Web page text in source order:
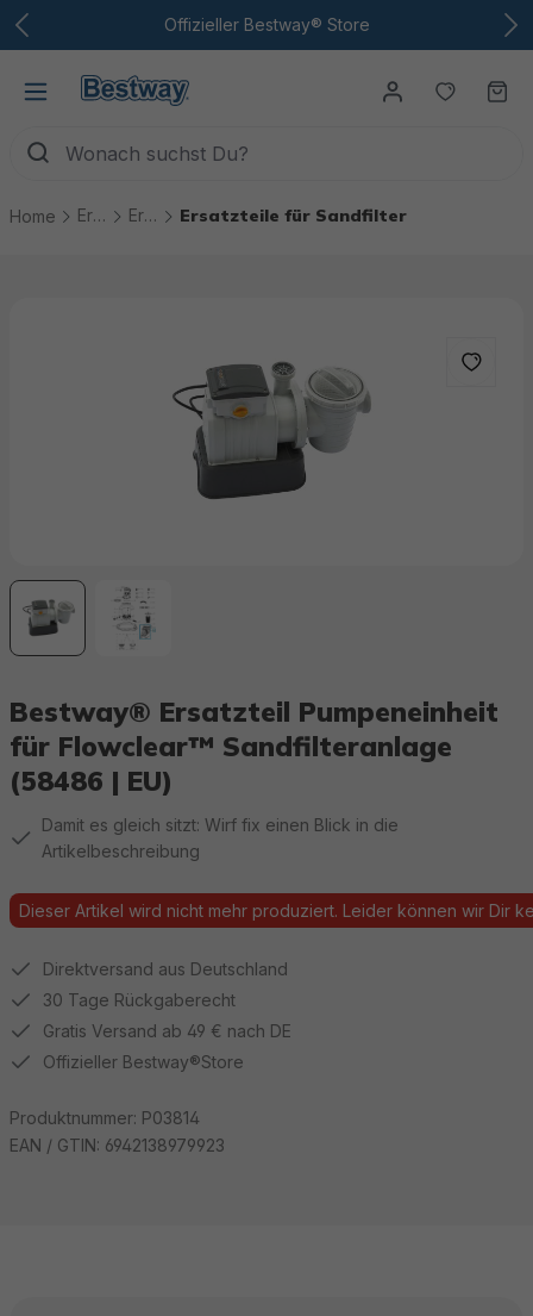
Zum Hauptinhalt Offizieller Bestway® Store
Du
Home Ersatzteile Ersatzteile Pool Technik Ersatzteile für Sandfilter
Bestway® Ersatzteil Pumpeneinheit
für Flowclear™ Sandfilteranlage
(58486 | EU)
Damit es gleich sitzt: Wirf fix einen Blick in die
Artikelbeschreibung
Dieser Artikel wird nicht mehr produziert. Leider können wir Dir
Direktversand aus Deutschland
30 Tage Rückgaberecht
Gratis Versand ab 49 € nach DE
Offizieller Bestway®Store
Produktnummer: P03814
EAN / GTIN: 6942138979923